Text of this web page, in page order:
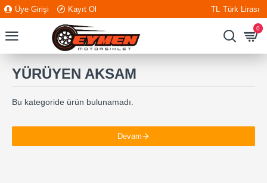
Üye Girişi Kayıt Ol TL Türk Lirası
0
YÜRÜYEN AKSAM
Bu kategoride ürün bulunamadı.
Devam